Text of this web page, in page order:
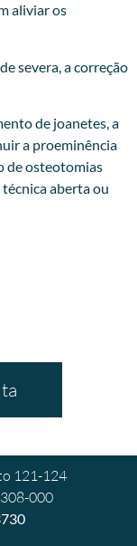
aliviar os
severa, a correção
de joanetes, a
a proeminência
de osteotomias
aberta ou
121-124
000